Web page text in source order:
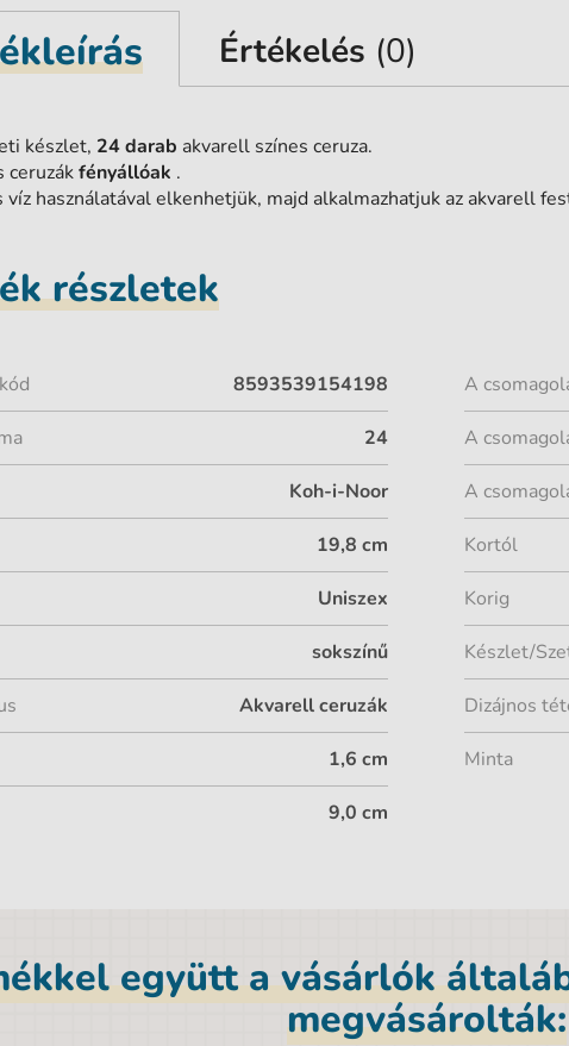
Értékelés (0)
készlet, 24 darab akvarell színes ceruza.
ceruzákfényállóak .
víz használatával elkenhetjük, majd alkalmazhatjuk az akvarell
részletek
8593539154198
24
Koh-i-Noor
19,8 cm
Uniszex
sokszínű
Akvarell ceruzák
1,6 cm
9,0 cm
A
A
A
Kortól
Korig
Készlet/
Dizájnos
Minta
együtt a vásárlók
megvásárolták: